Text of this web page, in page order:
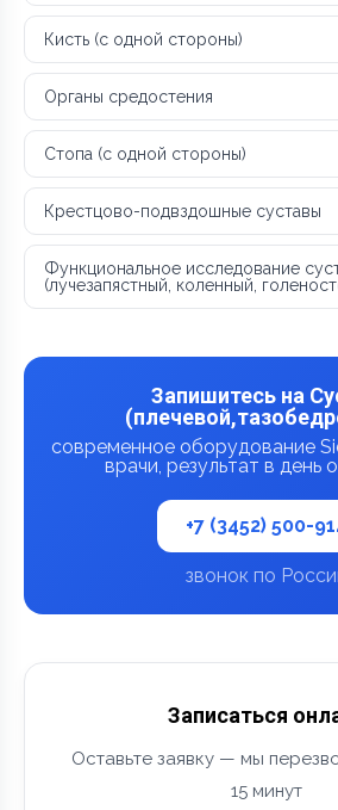
Кисть (с одной стороны)
Органы средостения
Стопа (с одной стороны)
Крестцово-подвздошные суставы
Функциональное исследование
(лучезапястный, коленный,
Запишитесь на
современное оборудование
врачи, результат в день
+7 (3452) 500-
звонок по
Записаться
Оставьте заявку — мы
15 минут